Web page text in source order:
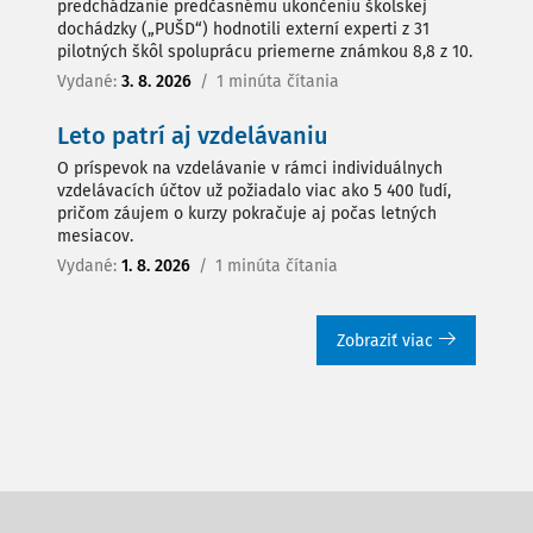
predchádzanie predčasnému ukončeniu školskej
dochádzky („PUŠD“) hodnotili externí experti z 31
pilotných škôl spoluprácu priemerne známkou 8,8 z 10.
Vydané: 3. 8. 2026 / 1 minúta čítania
Leto patrí aj vzdelávaniu
O príspevok na vzdelávanie v rámci individuálnych
vzdelávacích účtov už požiadalo viac ako 5 400 ľudí,
pričom záujem o kurzy pokračuje aj počas letných
mesiacov.
Vydané: 1. 8. 2026 / 1 minúta čítania
Zobraziť viac